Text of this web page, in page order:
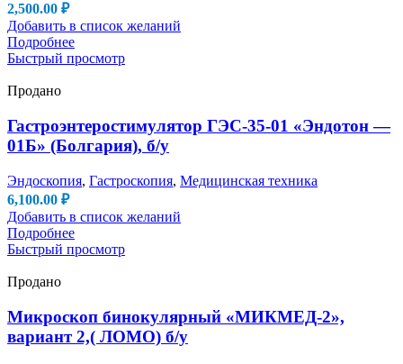
2,500.00 ₽
Добавить в список желаний
Подробнее
Быстрый просмотр
Продано
Гастроэнтеростимулятор ГЭС-35-01 «Эндотон —
01Б» (Болгария), б/у
Эндоскопия, Гастроскопия, Медицинская техника
6,100.00 ₽
Добавить в список желаний
Подробнее
Быстрый просмотр
Продано
Микроскоп бинокулярный «МИКМЕД-2»,
вариант 2,( ЛОМО) б/у